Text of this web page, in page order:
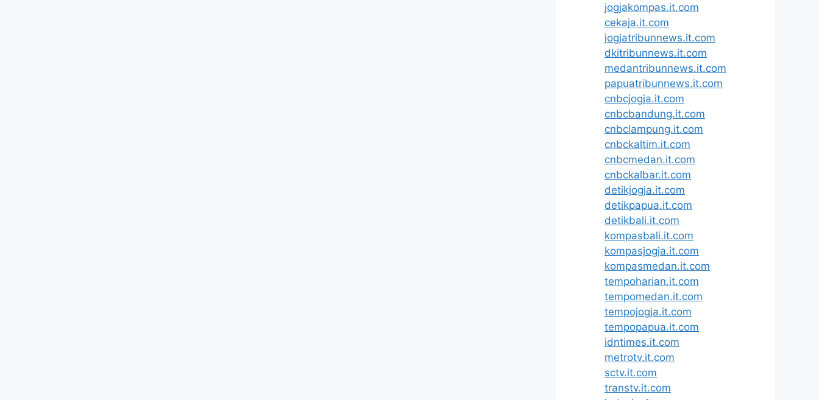
jogjakompas.it.com
cekaja.it.com
jogjatribunnews.it.com
dkitribunnews.it.com
medantribunnews.it.com
papuatribunnews.it.com
cnbcjogja.it.com
cnbcbandung.it.com
cnbclampung.it.com
cnbckaltim.it.com
cnbcmedan.it.com
cnbckalbar.it.com
detikjogja.it.com
detikpapua.it.com
detikbali.it.com
kompasbali.it.com
kompasjogja.it.com
kompasmedan.it.com
tempoharian.it.com
tempomedan.it.com
tempojogja.it.com
tempopapua.it.com
idntimes.it.com
metrotv.it.com
sctv.it.com
transtv.it.com